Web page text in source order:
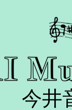
今井